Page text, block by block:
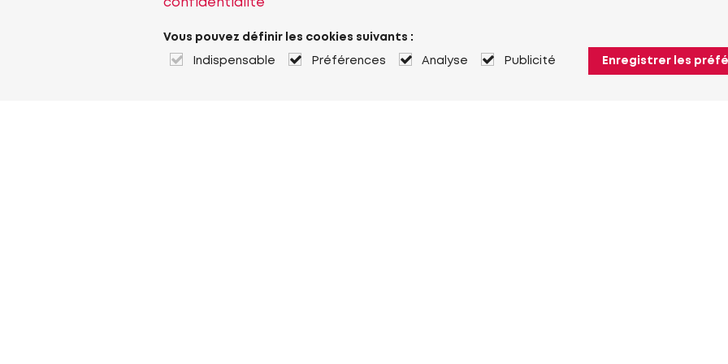
confidentialité
Vous pouvez définir les cookies suivants :
Indispensable Préférences Analyse Publicité Enregistrer les